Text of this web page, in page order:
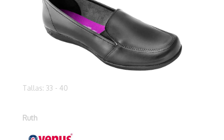
Tallas: 33 - 40
Ruth